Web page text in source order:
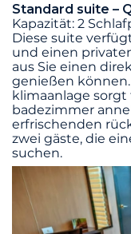
Standard suite –
Kapazität: 2
Diese suite
und einen
aus Sie einen
genießen
klimaanlage
badezimmer
erfrischenden
zwei gäste, die
suchen.